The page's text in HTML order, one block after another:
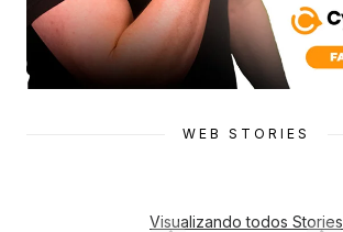
WEB STORIES
Visualizando todos Stories